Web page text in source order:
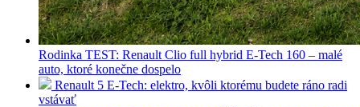
Rodinka TEST: Renault Clio full hybrid E-Tech 160 – malé
auto, ktoré konečne dospelo
Renault 5 E-Tech: elektro, kvôli ktorému budete ráno radi
vstávať